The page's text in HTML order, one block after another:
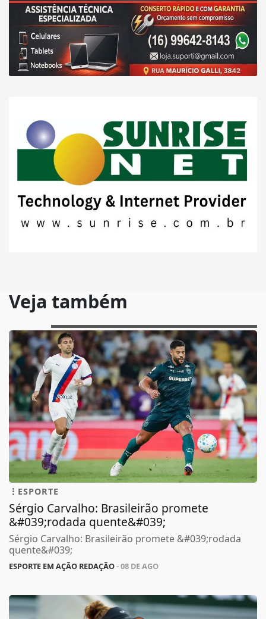
Veja também
ESPORTE
Sérgio Carvalho: Brasileirão promete
&#039;rodada quente&#039;
Sérgio Carvalho: Brasileirão promete &#039;rodada
quente&#039;
ESPORTE EM AÇÃO REDAÇÃO- 08 DE AGO